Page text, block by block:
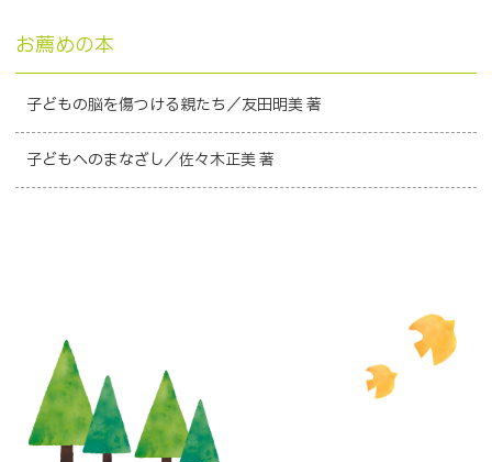
お薦めの本
子どもの脳を傷つける親たち／友田明美 著
子どもへのまなざし／佐々木正美 著